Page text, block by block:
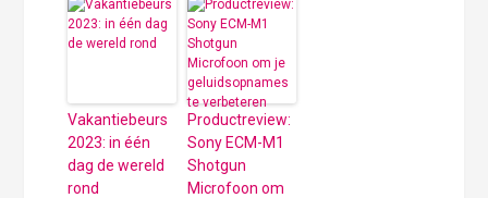
Vakantiebeurs
2023: in één
dag de wereld
rond
Productreview:
Sony ECM-M1
Shotgun
Microfoon om